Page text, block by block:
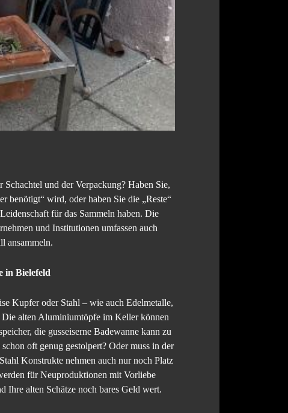
und der Verpackung? Haben Sie,
benötigt“ wird, oder haben Sie die „Reste“
für das Sammeln haben. Die
und Institutionen umfassen auch
ansammeln.
in Bielefeld
Kupfer oder Stahl – wie auch Edelmetalle,
alten Aluminiumtöpfe im Keller können
die gusseiserne Badewanne kann zu
oft genug gestolpert? Oder muss in der
Konstrukte nehmen auch nur noch Platz
für Neuproduktionen mit Vorliebe
Ihre alten Schätze noch bares Geld wert.